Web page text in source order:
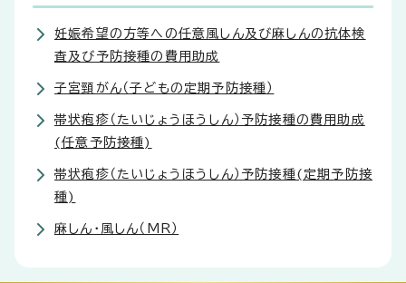
妊娠希望の方等への任意風しん及び麻しんの抗体検
査及び予防接種の費用助成
子宮頸がん（子どもの定期予防接種）
帯状疱疹（たいじょうほうしん）予防接種の費用助成
(任意予防接種)
帯状疱疹（たいじょうほうしん）予防接種(定期予防接
種)
麻しん・風しん（MR）